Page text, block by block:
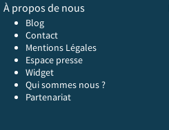
À propos de nous
Blog
Contact
Mentions Légales
Espace presse
Widget
Qui sommes nous ?
Partenariat